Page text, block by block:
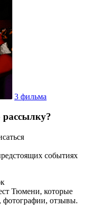
3 фильма
событиях
Тюмени, которые
фотографии, отзывы.